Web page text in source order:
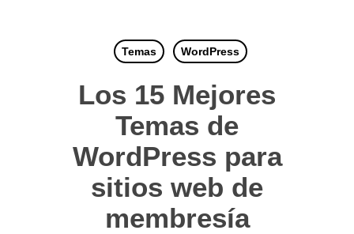
Temas WordPress
Los 15 Mejores
Temas de
WordPress para
sitios web de
membresía